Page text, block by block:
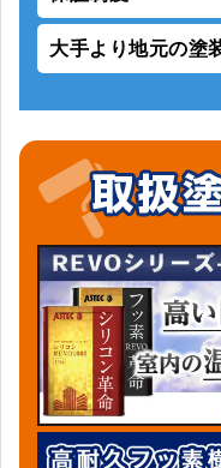
大手より地元の塗